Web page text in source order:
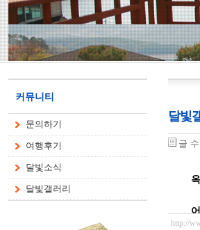
커뮤니티
문의하기
여행후기
달빛소식
달빛갤러리
달빛
글
http://